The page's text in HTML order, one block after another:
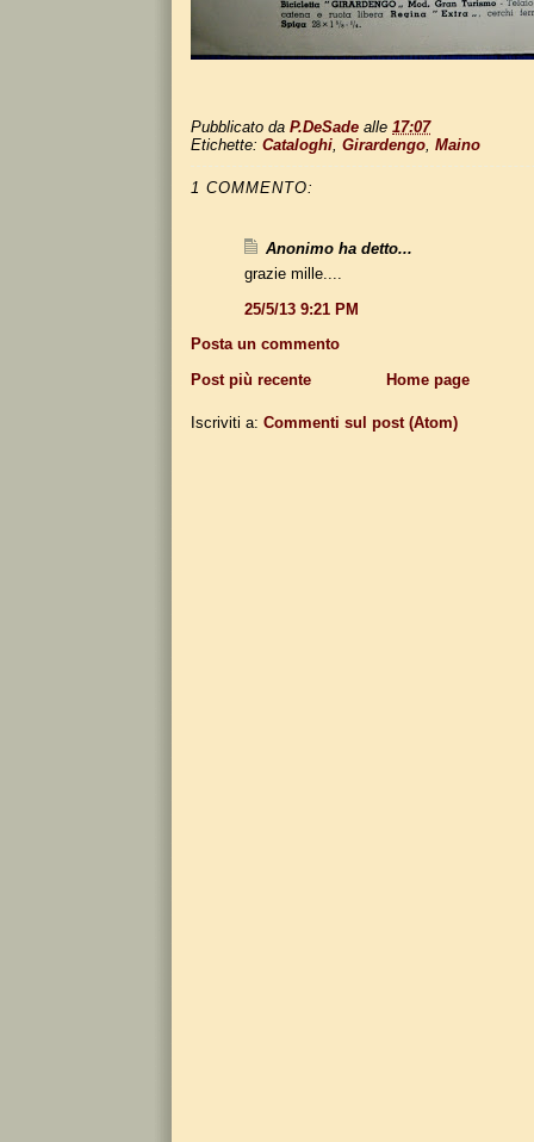
Pubblicato da P.DeSade alle 17:07
Etichette: Cataloghi Girardengo Maino
1 COMMENTO:
Anonimo ha detto...
grazie mille....
25/5/13 9:21 PM
Posta un commento
Post più recente
Home page
Iscriviti a: Commenti sul post (Atom)